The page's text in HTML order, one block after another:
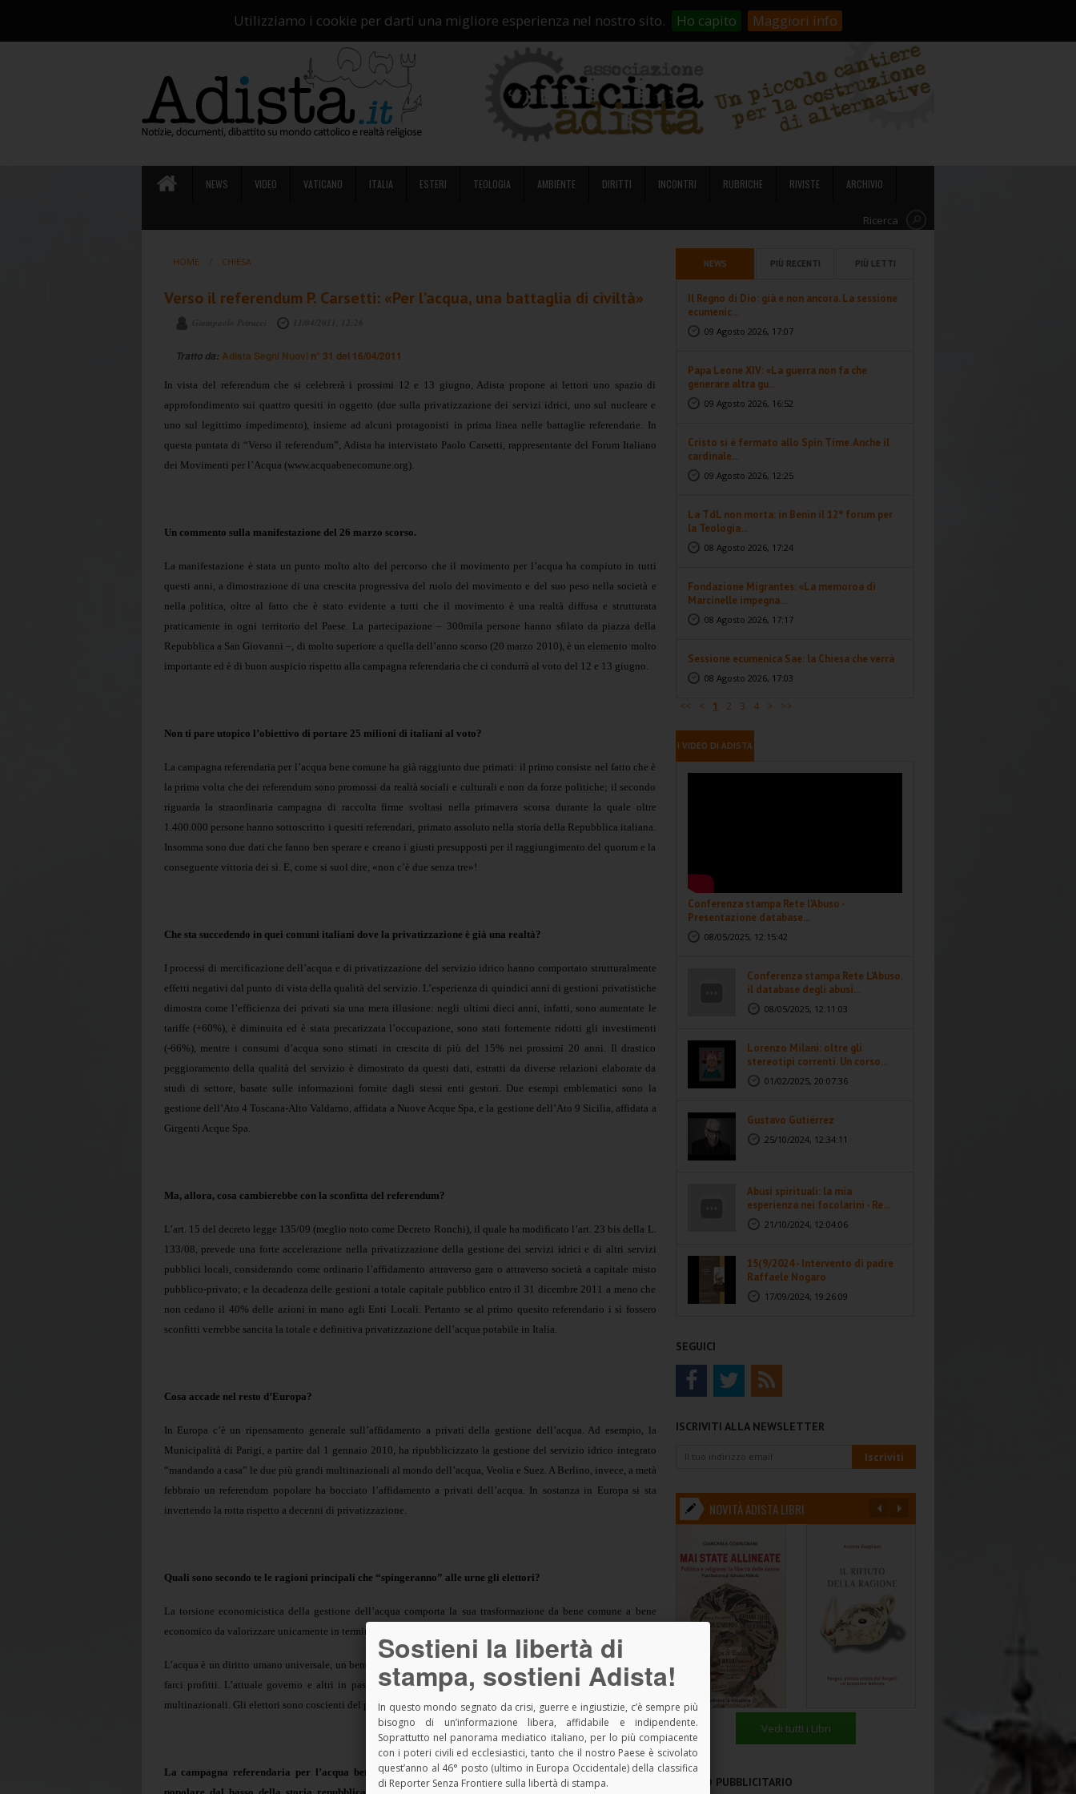
Utilizziamo i cookie per darti una migliore esperienza nel nostro sito. Ho capito Maggiori infoCarrello
Sostienici!
NEWS VIDEO VATICANO ITALIA ESTERI TEOLOGIA AMBIENTE DIRITTI INCONTRI RUBRICHE RIVISTE ARCHIVIO
Ricerca
HOME CHIESA
Verso il referendum P. Carsetti: «Per l’acqua, una battaglia di civiltà»
Tratto da: Adista Segni Nuovi n° 31 del 16/04/2011
In vista del referendum che si celebrerà i prossimi 12 e 13 giugno, Adista propone ai lettori uno spazio di
approfondimento sui quattro quesiti in oggetto (due sulla privatizzazione dei servizi idrici, uno sul nucleare e
uno sul legittimo impedimento), insieme ad alcuni protagonisti in prima linea nelle battaglie referendarie. In
questa puntata di “Verso il referendum”, Adista ha intervistato Paolo Carsetti, rappresentante del Forum Italiano
dei Movimenti per l’Acqua (www.acquabenecomune.org).
Un commento sulla manifestazione del 26 marzo scorso.
La manifestazione è stata un punto molto alto del percorso che il movimento per l’acqua ha compiuto in tutti
questi anni, a dimostrazione di una crescita progressiva del ruolo del movimento e del suo peso nella società e
nella politica, oltre al fatto che è stato evidente a tutti che il movimento è una realtà diffusa e strutturata
praticamente in ogni territorio del Paese. La partecipazione – 300mila persone hanno sfilato da piazza della
Repubblica a San Giovanni –, di molto superiore a quella dell’anno scorso (20 marzo 2010), è un elemento molto
importante ed è di buon auspicio rispetto alla campagna referendaria che ci condurrà al voto del 12 e 13 giugno.
Non ti pare utopico l’obiettivo di portare 25 milioni di italiani al voto?
La campagna referendaria per l’acqua bene comune ha già raggiunto due primati: il primo consiste nel fatto che è
la prima volta che dei referendum sono promossi da realtà sociali e culturali e non da forze politiche; il secondo
riguarda la straordinaria campagna di raccolta firme svoltasi nella primavera scorsa durante la quale oltre
1.400.000 persone hanno sottoscritto i quesiti referendari, primato assoluto nella storia della Repubblica italiana.
Insomma sono due dati che fanno ben sperare e creano i giusti presupposti per il raggiungimento del quorum e la
conseguente vittoria dei sì. E, come si suol dire, «non c’è due senza tre»!
Che sta succedendo in quei comuni italiani dove la privatizzazione è già una realtà?
I processi di mercificazione dell’acqua e di privatizzazione del servizio idrico hanno comportato strutturalmente
effetti negativi dal punto di vista della qualità del servizio. L’esperienza di quindici anni di gestioni privatistiche
dimostra come l’efficienza dei privati sia una mera illusione: negli ultimi dieci anni, infatti, sono aumentate le
tariffe (+60%), è diminuita ed è stata precarizzata l’occupazione, sono stati fortemente ridotti gli investimenti
(-66%), mentre i consumi d’acqua sono stimati in crescita di più del 15% nei prossimi 20 anni. Il drastico
peggioramento della qualità del servizio è dimostrato da questi dati, estratti da diverse relazioni elaborate da
studi di settore, basate sulle informazioni fornite dagli stessi enti gestori. Due esempi emblematici sono la
gestione dell’Ato 4 Toscana-Alto Valdarno, affidata a Nuove Acque Spa, e la gestione dell’Ato 9 Sicilia, affidata a
Girgenti Acque Spa.
Ma, allora, cosa cambierebbe con la sconfitta del referendum?
L’art. 15 del decreto legge 135/09 (meglio noto come Decreto Ronchi), il quale ha modificato l’art. 23 bis della L.
133/08, prevede una forte accelerazione nella privatizzazione della gestione dei servizi idrici e di altri servizi
pubblici locali, considerando come ordinario l’affidamento attraverso gara o attraverso società a capitale misto
pubblico-privato; e la decadenza delle gestioni a totale capitale pubblico entro il 31 dicembre 2011 a meno che
non cedano il 40% delle azioni in mano agli Enti Locali. Pertanto se al primo quesito referendario i sì fossero
sconfitti verrebbe sancita la totale e definitiva privatizzazione dell’acqua potabile in Italia.
Cosa accade nel resto d’Europa?
In Europa c’è un ripensamento generale sull’affidamento a privati della gestione dell’acqua. Ad esempio, la
Municipalità di Parigi, a partire dal 1 gennaio 2010, ha ripubblicizzato la gestione del servizio idrico integrato
“mandando a casa” le due più grandi multinazionali al mondo dell’acqua, Veolia e Suez. A Berlino, invece, a metà
febbraio un referendum popolare ha bocciato l’affidamento a privati dell’acqua. In sostanza in Europa si sta
invertendo la rotta rispetto a decenni di privatizzazione.
Quali sono secondo te le ragioni principali che “spingeranno” alle urne gli elettori?
La torsione economicistica della gestione dell’acqua comporta la sua trasformazione da bene comune a bene
economico da valorizzare unicamente in termini di redditività.
L’acqua è un diritto umano universale, un bene essenziale che appartiene a tutti. Nessuno può appropriarsene, né
farci profitti. L’attuale governo e altri in passato hanno invece deciso di consegnarla ai privati e alle grandi
multinazionali. Gli elettori sono coscienti del pericolo e lo dimostreranno votando 2 sì il 12 e 13 giugno.
La campagna referendaria per l’acqua bene comune rappresenta forse la più importante mobilitazione
popolare dal basso della storia repubblicana. Cosa sta cambiando – anche grazie a questa battaglia –
NEWS PIÙ RECENTI PIÙ LETTI
Il Regno di Dio: già e non ancora. La sessione
ecumenic...
09 Agosto 2026, 17:07
Papa Leone XIV: «La guerra non fa che
generare altra gu...
09 Agosto 2026, 16:52
Cristo si è fermato allo Spin Time. Anche il
cardinale...
09 Agosto 2026, 12:25
La TdL non morta: in Benin il 12° forum per
la Teologia...
08 Agosto 2026, 17:24
Fondazione Migrantes: «La memoroa di
Marcinelle impegna...
08 Agosto 2026, 17:17
Sessione ecumenica Sae: la Chiesa che verrà
08 Agosto 2026, 17:03
<< < 1 2 3 4 > >>
I VIDEO DI ADISTA
Conferenza stampa Rete l'Abuso -
Presentazione database...
08/05/2025, 12:15:42
Conferenza stampa Rete L'Abuso,
il database degli abusi...
08/05/2025, 12:11:03
Lorenzo Milani: oltre gli
stereotipi correnti. Un corso...
01/02/2025, 20:07:36
Gustavo Gutiérrez
25/10/2024, 12:34:11
Abusi spirituali: la mia
esperienza nei focolarini - Re...
21/10/2024, 12:04:06
15(9/2024 - Intervento di padre
Raffaele Nogaro
17/09/2024, 19:26:09
SEGUICI
ISCRIVITI ALLA NEWSLETTER
NOVITÀ ADISTA LIBRI
Vedi tutti i Libri
SPAZIO PUBBLICITARIO
Sostieni la libertà di
stampa, sostieni Adista!
In questo mondo segnato da crisi, guerre e ingiustizie, c’è sempre più
bisogno di un’informazione libera, affidabile e indipendente.
Soprattutto nel panorama mediatico italiano, per lo più compiacente
con i poteri civili ed ecclesiastici, tanto che il nostro Paese è scivolato
quest’anno al 46° posto (ultimo in Europa Occidentale) della classifica
di Reporter Senza Frontiere sulla libertà di stampa.